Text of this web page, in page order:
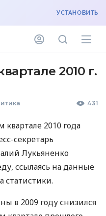
УСТАНОВИТЬ
2010 г.
431
2010 года
секретарь
Лукьяненко
ссылаясь на данные
статистики.
в 2009 году снизился